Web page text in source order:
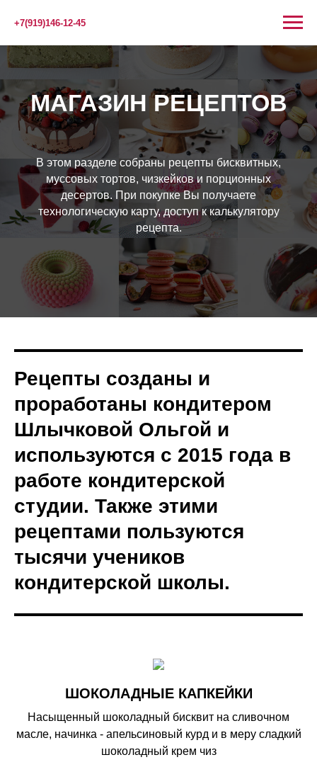
+7(919)146-12-45
МАГАЗИН РЕЦЕПТОВ
В этом разделе собраны рецепты бисквитных,
муссовых тортов, чизкейков и порционных
десертов. При покупке Вы получаете
технологическую карту, доступ к калькулятору
рецепта.
Рецепты созданы и
проработаны кондитером
Шлычковой Ольгой и
используются с 2015 года в
работе кондитерской
студии. Также этими
рецептами пользуются
тысячи учеников
кондитерской школы.
ШОКОЛАДНЫЕ КАПКЕЙКИ
Насыщенный шоколадный бисквит на сливочном
масле, начинка - апельсиновый курд и в меру сладкий
шоколадный крем чиз